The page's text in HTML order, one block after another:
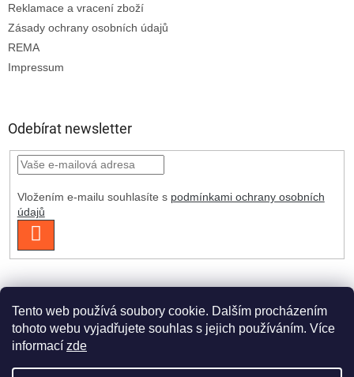
Tento web používá soubory cookie. Dalším procházením
tohoto webu vyjadřujete souhlas s jejich používáním. Více
informací zde
Reklamace a vracení zboží
Zásady ochrany osobních údajů
REMA
Impressum
Odebírat newsletter
Vložením e-mailu souhlasíte s podmínkami ochrany osobních
údajů
SE